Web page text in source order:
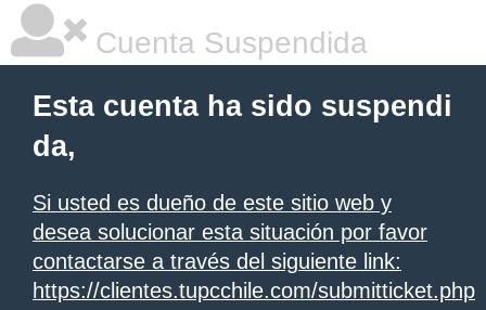
Cuenta Suspendida
Esta cuenta ha sido suspendi
da,
Si usted es dueño de este sitio web y
desea solucionar esta situación por favor
contactarse a través del siguiente link:
https://clientes.tupcchile.com/submitticket.php